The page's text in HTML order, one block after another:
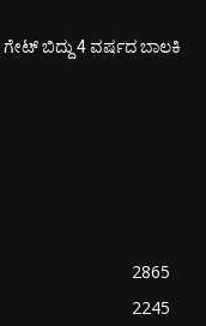
ಗೇಟ್‌ ಬಿದ್ದು 4 ವರ್ಷದ ಬಾಲಕಿ
2865
2245